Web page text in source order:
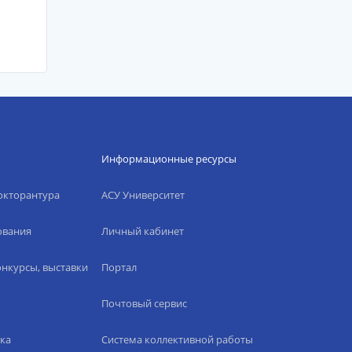
выставки
Информационные ресурсы
АСУ Университет
Личный кабинет
Портал
Почтовый сервис
Система коллективной работы